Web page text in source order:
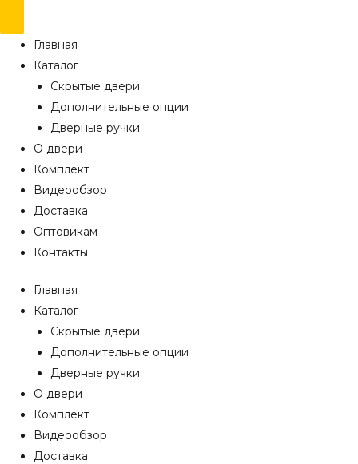
Главная
Каталог
Скрытые двери
Дополнительные опции
Дверные ручки
О двери
Комплект
Видеообзор
Доставка
Оптовикам
Контакты
Главная
Каталог
Скрытые двери
Дополнительные опции
Дверные ручки
О двери
Комплект
Видеообзор
Доставка